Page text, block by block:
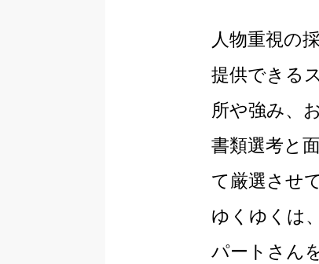
人物重視の
提供できる
所や強み、
書類選考と
て厳選させ
ゆくゆくは
パートさん